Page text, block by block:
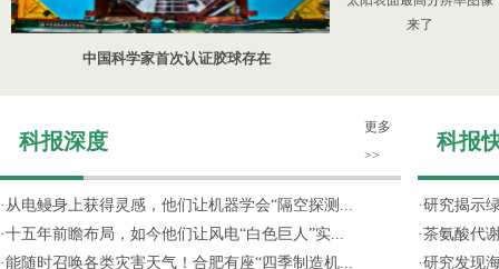
中国科学家首次认证胶球存在
来了
科报深度
更多
>>
· 从电鳗身上获得灵感，他们让机器学会“隔空探测...
·十五年前瞻布局，如今他们让风电“白色巨人”实...
·能随时召唤各类灾害天气！合肥有座“四季制造机...
科报
·研究揭示
·茶氨酸代
·研究发现